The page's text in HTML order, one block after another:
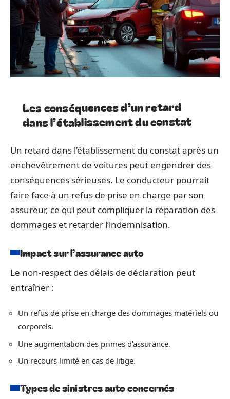
Les conséquences d’un retard
dans l’établissement du constat
Un retard dans l’établissement du constat après un
enchevêtrement de voitures peut engendrer des
conséquences sérieuses. Le conducteur pourrait
faire face à un refus de prise en charge par son
assureur, ce qui peut compliquer la réparation des
dommages et retarder l’indemnisation.
Impact sur l’assurance auto
Le non-respect des délais de déclaration peut
entraîner :
Un refus de prise en charge des dommages matériels ou
corporels.
Une augmentation des primes d’assurance.
Un recours limité en cas de litige.
Types de sinistres auto concernés